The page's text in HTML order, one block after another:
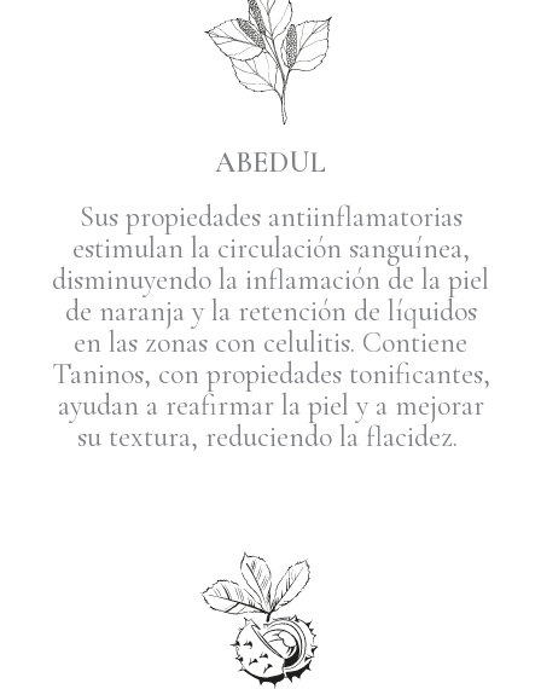
ABEDUL
Sus propiedades antiinflamatorias
estimulan la circulación sanguínea,
disminuyendo la inflamación de la piel
de naranja y la retención de líquidos
en las zonas con celulitis. Contiene
Taninos, con propiedades tonificantes,
ayudan a reafirmar la piel y a mejorar
su textura, reduciendo la flacidez.